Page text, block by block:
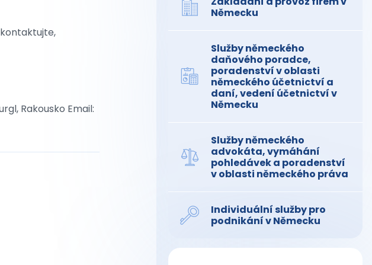
Rakousko Email:
Německu
Služby německého
daňového poradce,
poradenství v oblasti
německého účetnictví a
daní, vedení účetnictví v
Německu
Služby německého
advokáta, vymáhání
pohledávek a poradenství
v oblasti německého práva
Individuální služby pro
podnikání v Německu